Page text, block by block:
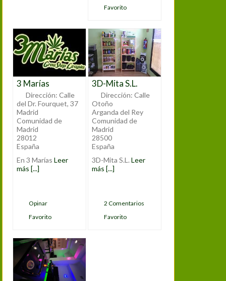
Favorito
3 Marías
Dirección: Calle
del Dr. Fourquet, 37
Madrid
Comunidad de
Madrid
28012
España
En 3 MaríasLeer
más [...]
Opinar
Favorito
3D-Mita S.L.
Dirección: Calle
Otoño
Arganda del Rey
Comunidad de
Madrid
28500
España
3D-Mita S.L.Leer
más [...]
2 Comentarios
Favorito